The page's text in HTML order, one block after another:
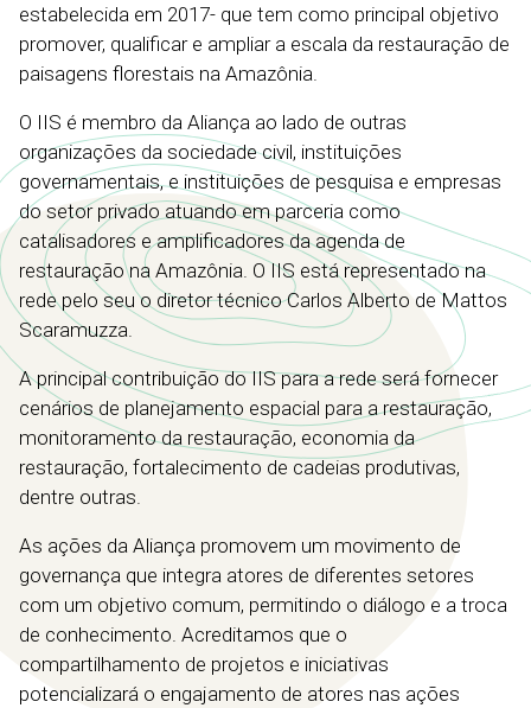
estabelecida em 2017- que tem como principal objetivo
promover, qualificar e ampliar a escala da restauração de
paisagens florestais na Amazônia.
O IIS é membro da Aliança ao lado de outras
organizações da sociedade civil, instituições
governamentais, e instituições de pesquisa e empresas
do setor privado atuando em parceria como
catalisadores e amplificadores da agenda de
restauração na Amazônia. O IIS está representado na
rede pelo seu o diretor técnico Carlos Alberto de Mattos
Scaramuzza.
A principal contribuição do IIS para a rede será fornecer
cenários de planejamento espacial para a restauração,
monitoramento da restauração, economia da
restauração, fortalecimento de cadeias produtivas,
dentre outras.
As ações da Aliança promovem um movimento de
governança que integra atores de diferentes setores
com um objetivo comum, permitindo o diálogo e a troca
de conhecimento. Acreditamos que o
compartilhamento de projetos e iniciativas
potencializará o engajamento de atores nas ações